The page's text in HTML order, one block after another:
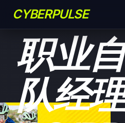
CYBERPULSE
职业
队经理